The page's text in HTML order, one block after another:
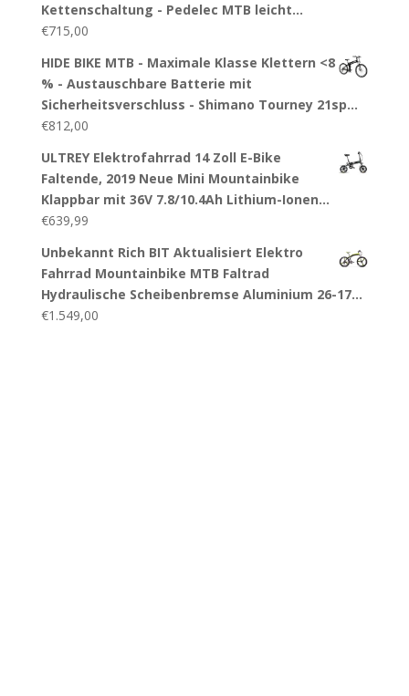
Kettenschaltung - Pedelec MTB leicht…
€715,00
HIDE BIKE MTB - Maximale Klasse Klettern <8
% - Austauschbare Batterie mit
Sicherheitsverschluss - Shimano Tourney 21sp…
€812,00
ULTREY Elektrofahrrad 14 Zoll E-Bike
Faltende, 2019 Neue Mini Mountainbike
Klappbar mit 36V 7.8/10.4Ah Lithium-Ionen…
€639,99
Unbekannt Rich BIT Aktualisiert Elektro
Fahrrad Mountainbike MTB Faltrad
Hydraulische Scheibenbremse Aluminium 26-17…
€1.549,00